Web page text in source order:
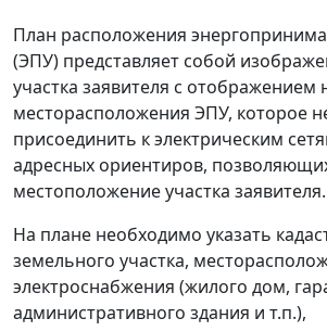
План расположения
(ЭПУ) представляет собой
участка заявителя с отображением
месторасположения ЭПУ, которое
присоединить к электрическим
адресных ориентиров,
местоположение участка заявителя.
На плане необходимо указать
земельного участка,
электроснабжения (жилого дом,
административного здания и т.п.),